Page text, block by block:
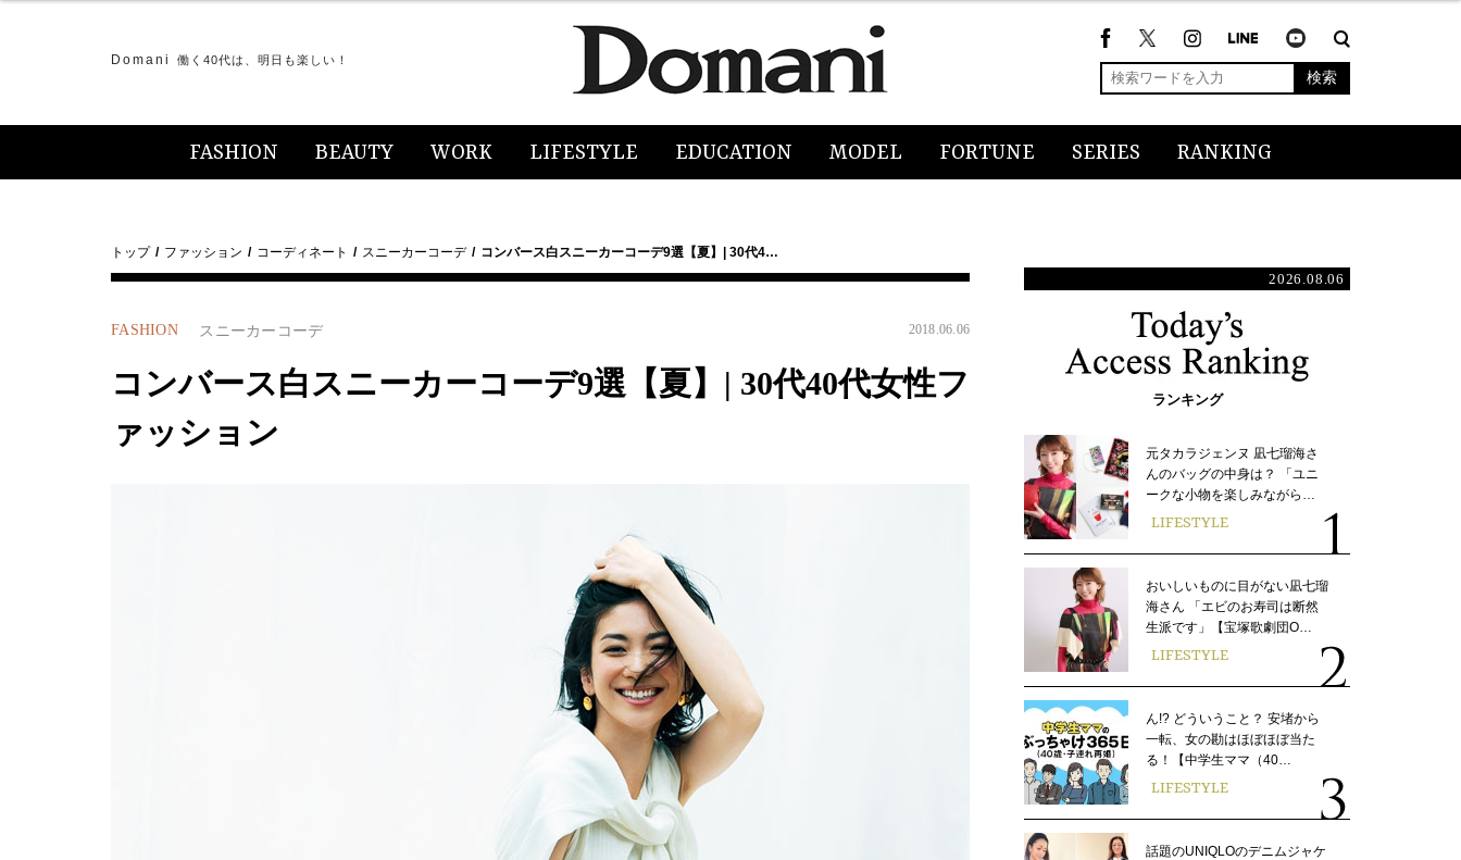
Domani 働く40代は、明日も楽しい！
検索
FASHION BEAUTY WORK LIFESTYLE EDUCATION MODEL FORTUNE SERIES RANKING
トップ ファッション コーディネート スニーカーコーデ コンバース白スニーカーコーデ9選【夏】| 30代4…
FASHION スニーカーコーデ 2018.06.06
コンバース白スニーカーコーデ9選【夏】| 30代40代女性フ
ァッション
2026.08.06
ランキング
元タカラジェンヌ 凪七瑠海さ
んのバッグの中身は？ 「ユニ
ークな小物を楽しみながら…
LIFESTYLE
おいしいものに目がない凪七瑠
海さん 「エビのお寿司は断然
生派です」【宝塚歌劇団O…
LIFESTYLE
ん!? どういうこと？ 安堵から
一転、女の勘はほぼほぼ当た
る！【中学生ママ（40…
LIFESTYLE
話題のUNIQLOのデニムジャケ